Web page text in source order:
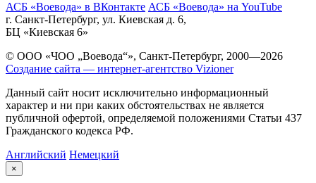
АСБ «Воевода» в ВКонтакте АСБ «Воевода» на YouTube
г. Санкт-Петербург, ул. Киевская д. 6,
БЦ «Киевская 6»
© ООО «ЧОО „Воевода“», Санкт-Петербург, 2000—2026
Создание сайта — интернет-агентство Vizioner
Данный сайт носит исключительно информационный
характер и ни при каких обстоятельствах не является
публичной офертой, определяемой положениями Статьи 437
Гражданского кодекса РФ.
Английский Немецкий
×